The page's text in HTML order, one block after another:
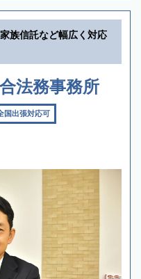
族信託など幅広く対応
法務事務所
国出張対応可